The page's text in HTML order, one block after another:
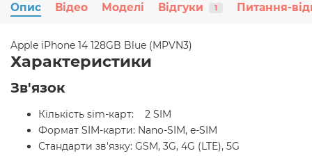
Опис Відео Моделі Відгуки 1 Питання-
Apple iPhone 14 128GB Blue (MPVN3)
Характеристики
Зв'язок
Кількість sim-карт: 2 SIM
Формат SIM-карти: Nano-SIM, e-SIM
Стандарти зв'язку: GSM, 3G, 4G (LTE), 5G